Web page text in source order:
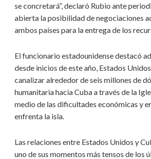
se concretará”, declaró Rubio ante
abierta la posibilidad de negociaciones
ambos países para la entrega de los
El funcionario estadounidense destacó
desde inicios de este año, Estados
canalizar alrededor de seis millones de
humanitaria hacia Cuba a través de la
medio de las dificultades económicas y
enfrenta la isla.
Las relaciones entre Estados Unidos y
uno de sus momentos más tensos de los